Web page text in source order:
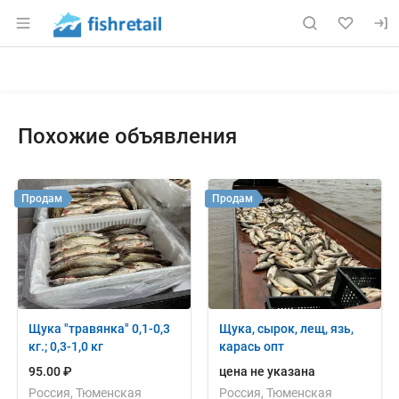
Раздел навигации по сайту fishretail.ru
Похожие объявления
Щука "травянка" 0,1-0,3
кг.; 0,3-1,0 кг
95.00 ₽
Россия, Тюменская
Продам
Щука, сырок, лещ, язь,
карась опт
цена не указана
Россия, Тюменская
Продам